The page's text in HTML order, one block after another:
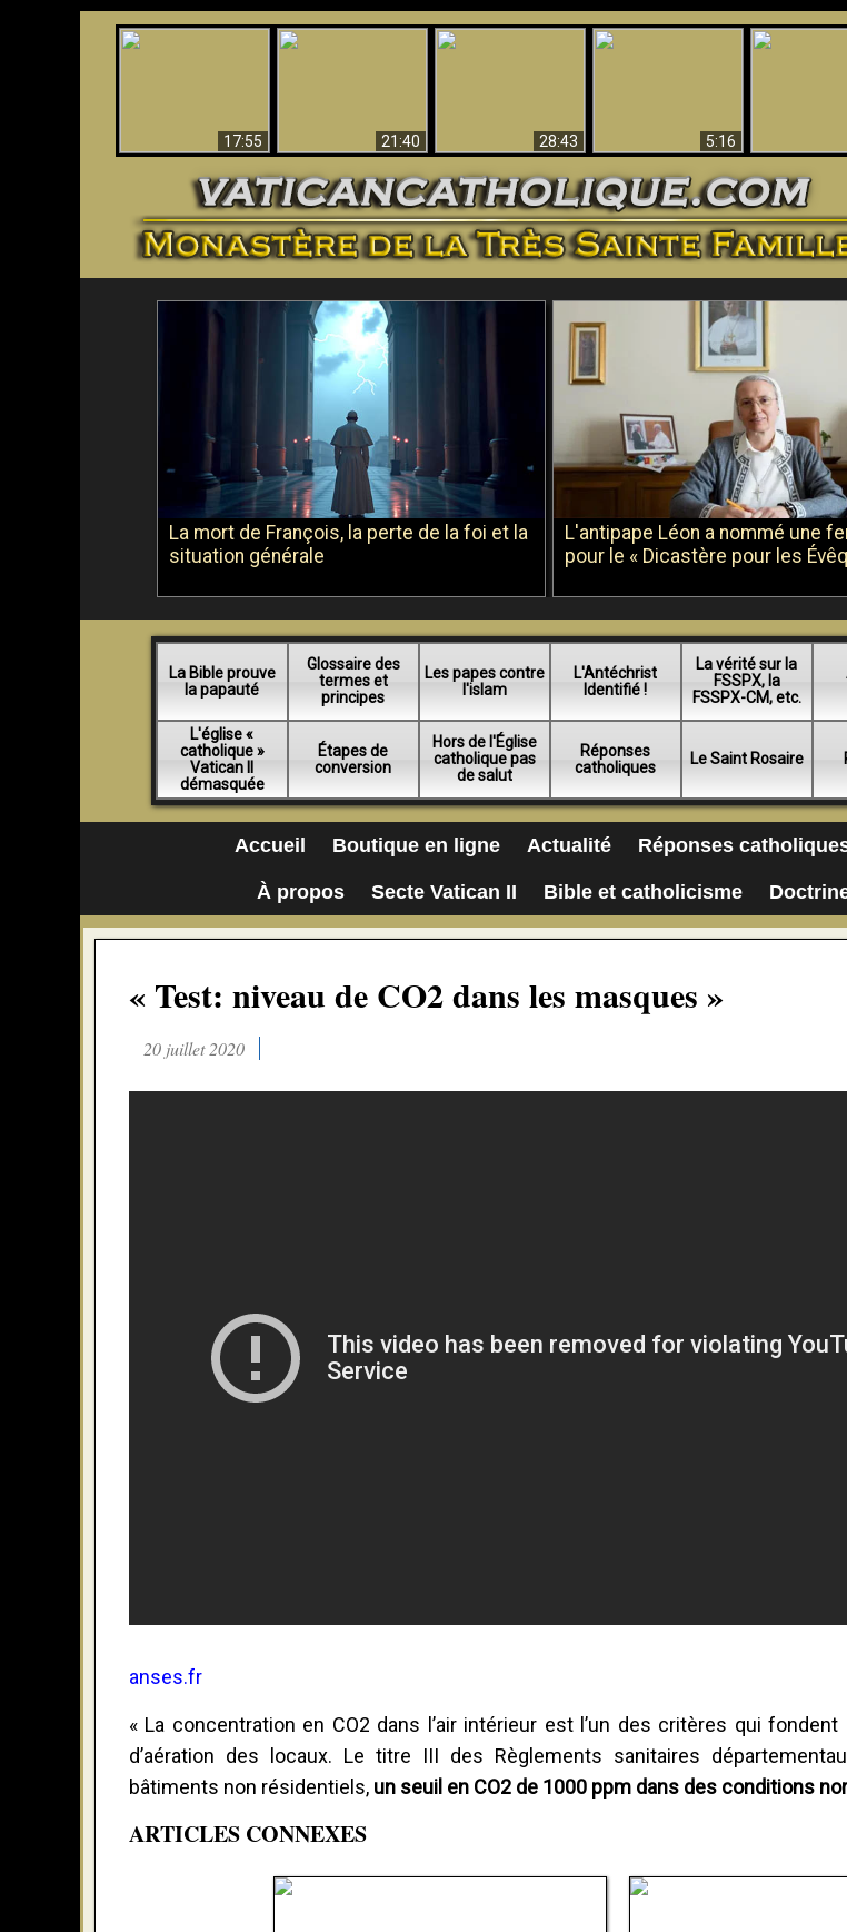
17:55
21:40
28:43
5:16
La mort de François, la perte de la foi et la
situation générale
L'antipape Léon a nommé une
pour le « Dicastère pour les
La Bible prouve
la papauté
Glossaire des
termes et
principes
Les papes contre
l'islam
L'Antéchrist
Identifié !
La vérité sur la
FSSPX, la
FSSPX-CM, etc.
L'église «
catholique »
Vatican II
démasquée
Étapes de
conversion
Hors de l'Église
catholique pas
de salut
Réponses
catholiques
Le Saint Rosaire
Accueil Boutique en ligne Actualité Réponses
À propos Secte Vatican II Bible et catholicisme
« Test: niveau de CO2 dans les masques »
20 juillet 2020
anses.fr
« La concentration en CO2 dans l’air intérieur est l’un des critères qui
d’aération des locaux. Le titre III des Règlements sanitaires
bâtiments non résidentiels, un seuil en CO2 de 1000 ppm dans des conditions
ARTICLES CONNEXES